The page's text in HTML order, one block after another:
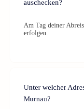
auschecken?
Am Tag deiner
erfolgen.
Unter welcher
Murnau?